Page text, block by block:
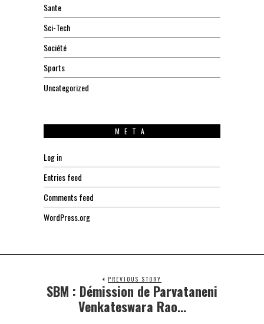
Sante
Sci-Tech
Société
Sports
Uncategorized
META
Log in
Entries feed
Comments feed
WordPress.org
PREVIOUS STORY
Previous
SBM : Démission de Parvataneni
Venkateswara Rao…